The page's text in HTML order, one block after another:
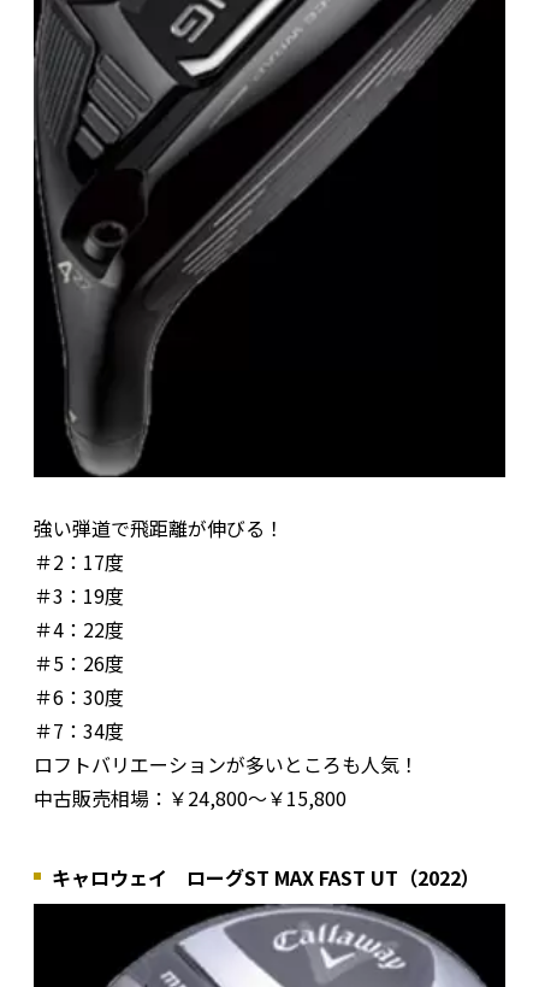
強い弾道で飛距離が伸びる！
＃2：17度
＃3：19度
＃4：22度
＃5：26度
＃6：30度
＃7：34度
ロフトバリエーションが多いところも人気！
中古販売相場：￥24,800～￥15,800
キャロウェイ ローグST MAX FAST UT（2022）